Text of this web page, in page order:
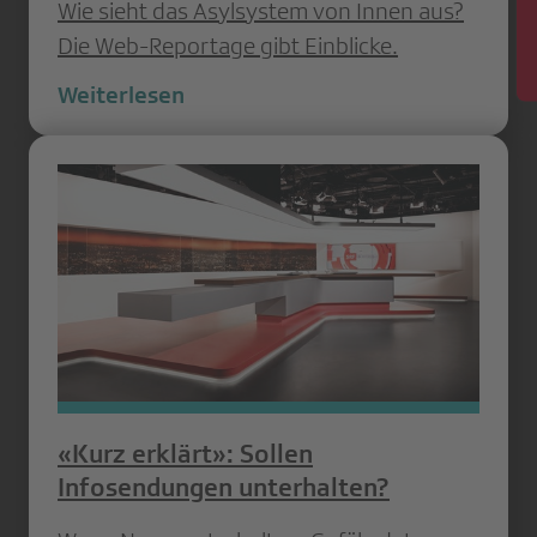
Wie sieht das Asylsystem von Innen aus?
Die Web-Reportage gibt Einblicke.
Weiterlesen
«Kurz erklärt»: Sollen
Infosendungen unterhalten?